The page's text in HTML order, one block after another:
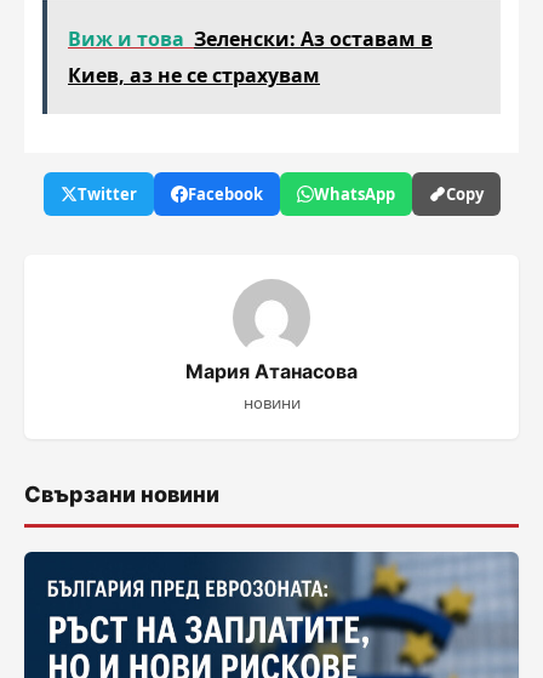
Виж и това Зеленски: Аз оставам в
Киев, аз не се страхувам
Twitter Facebook WhatsApp Copy
Мария Атанасова
новини
Свързани новини